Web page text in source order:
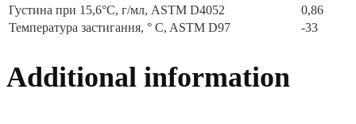
Густина при 15,6°C, г/мл, ASTM D4052
0,86
Температура застигання, ° C, ASTM D97
-33
Additional information